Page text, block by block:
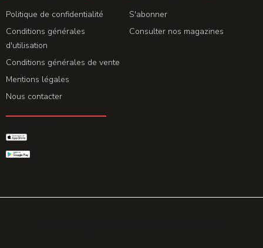
Politique de confidentialité
Conditions générales
d'utilisation
Conditions générales de vente
Mentions légales
Nous contacter
S'abonner
Consulter nos magazines